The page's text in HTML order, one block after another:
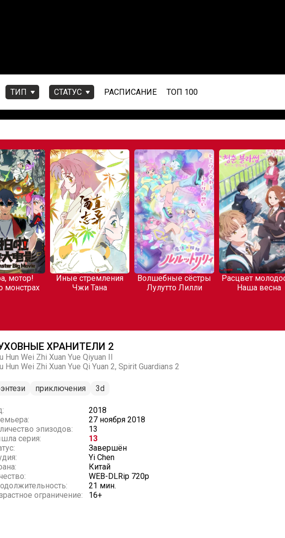
ТИП СТАТУС РАСПИСАНИЕ ТОП 100
Иные стремления
Чжи Тана
Волшебные сёстры
Лулутто Лилли
Расцвет молодости:
Наша весна
ХРАНИТЕЛИ 2
Hun Wei Zhi Xuan Yue Qiyuan II
Hun Wei Zhi Xuan Yue Qi Yuan 2, Spirit Guardians 2
приключения 3d
2018
27 ноября 2018
эпизодов:
13
серия:
13
Завершён
Yi Chen
Китай
WEB-DLRip 720p
21 мин.
ограничение:
16+